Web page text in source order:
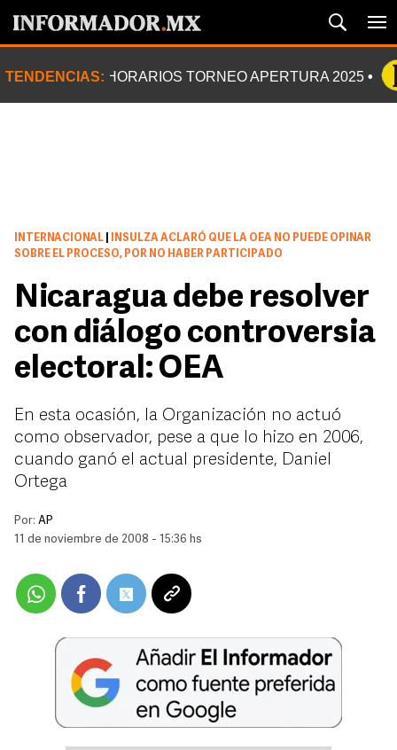
TENDENCIAS: HORARIOS TORNEO APERTURA 2025
INTERNACIONAL
INSULZA ACLARÓ QUE LA OEA NO PUEDE OPINAR
SOBRE EL PROCESO, POR NO HABER PARTICIPADO
Nicaragua debe resolver
con diálogo controversia
electoral: OEA
En esta ocasión, la Organización no actuó
como observador, pese a que lo hizo en 2006,
cuando ganó el actual presidente, Daniel
Ortega
Por: AP
11 de noviembre de 2008 - 15:36 hs